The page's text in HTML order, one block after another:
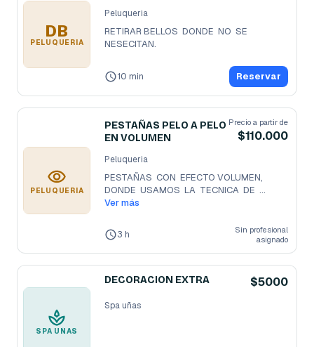
DB
PELUQUERIA
Peluqueria
RETIRAR BELLOS  DONDE  NO  SE
NESECITAN.
10 min Reservar
PELUQUERIA
PESTAÑAS PELO A PELO
EN VOLUMEN
Precio a partir de
$110.000
Peluqueria
PESTAÑAS  CON  EFECTO VOLUMEN,
DONDE  USAMOS  LA  TECNICA  DE
AVANICOS (3D,4D,
Ver más
3 h
Sin profesional
asignado
SPA UÑAS
DECORACION EXTRA $5000
Spa uñas